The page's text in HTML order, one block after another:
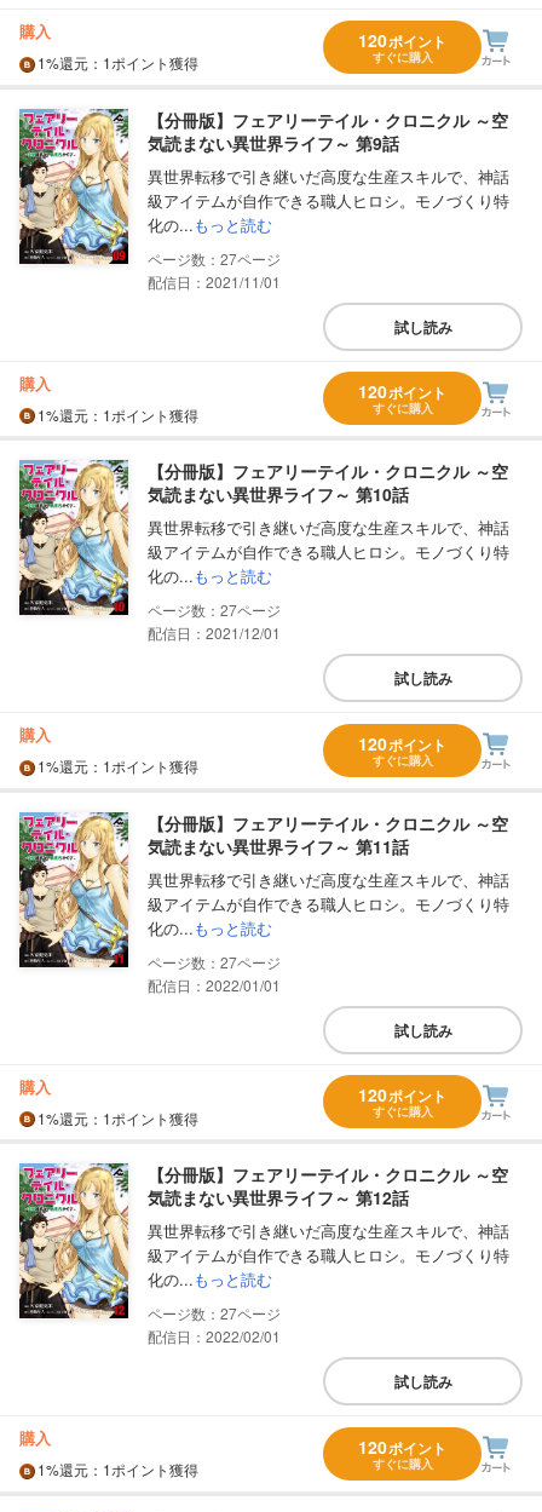
購入
1%還元 ：1ポイント獲得
120ポイント
すぐに購入
【分冊版】フェアリーテイル・クロニクル ～空
気読まない異世界ライフ～ 第9話
異世界転移で引き継いだ高度な生産スキルで、神話
級アイテムが自作できる職人ヒロシ。モノづくり特
化の...もっと読む
27
配信日：2021/11/01
試し読み
購入
1%還元 ：1ポイント獲得
120ポイント
すぐに購入
【分冊版】フェアリーテイル・クロニクル ～空
気読まない異世界ライフ～ 第10話
異世界転移で引き継いだ高度な生産スキルで、神話
級アイテムが自作できる職人ヒロシ。モノづくり特
化の...もっと読む
27
配信日：2021/12/01
試し読み
購入
1%還元 ：1ポイント獲得
120ポイント
すぐに購入
【分冊版】フェアリーテイル・クロニクル ～空
気読まない異世界ライフ～ 第11話
異世界転移で引き継いだ高度な生産スキルで、神話
級アイテムが自作できる職人ヒロシ。モノづくり特
化の...もっと読む
27
配信日：2022/01/01
試し読み
購入
1%還元 ：1ポイント獲得
120ポイント
すぐに購入
【分冊版】フェアリーテイル・クロニクル ～空
気読まない異世界ライフ～ 第12話
異世界転移で引き継いだ高度な生産スキルで、神話
級アイテムが自作できる職人ヒロシ。モノづくり特
化の...もっと読む
27
配信日：2022/02/01
試し読み
購入
1%還元 ：1ポイント獲得
120ポイント
すぐに購入